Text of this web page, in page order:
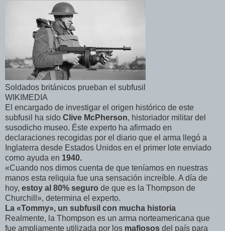
Soldados británicos prueban el subfusil
WIKIMEDIA
El encargado de investigar el origen histórico de este
subfusil ha sido Clive McPherson, historiador militar del
susodicho museo. Éste experto ha afirmado en
declaraciones recogidas por el diario que el arma llegó a
Inglaterra desde Estados Unidos en el primer lote enviado
como ayuda en 1940.
«Cuando nos dimos cuenta de que teníamos en nuestras
manos esta reliquia fue una sensación increíble. A día de
hoy, estoy al 80% seguro de que es la Thompson de
Churchill», determina el experto.
La «Tommy», un subfusil con mucha historia
Realmente, la Thompson es un arma norteamericana que
fue ampliamente utilizada por los mafiosos del país para